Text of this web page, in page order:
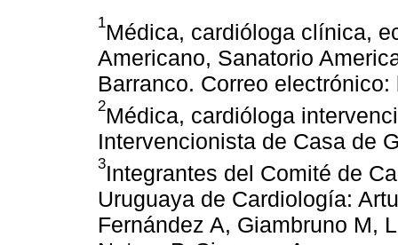
1Médica, cardióloga clínica,
Americano, Sanatorio
Barranco. Correo
2Médica, cardióloga
Intervencionista de Casa de
3Integrantes del Comité de
Uruguaya de Cardiología:
Fernández A, Giambruno M,